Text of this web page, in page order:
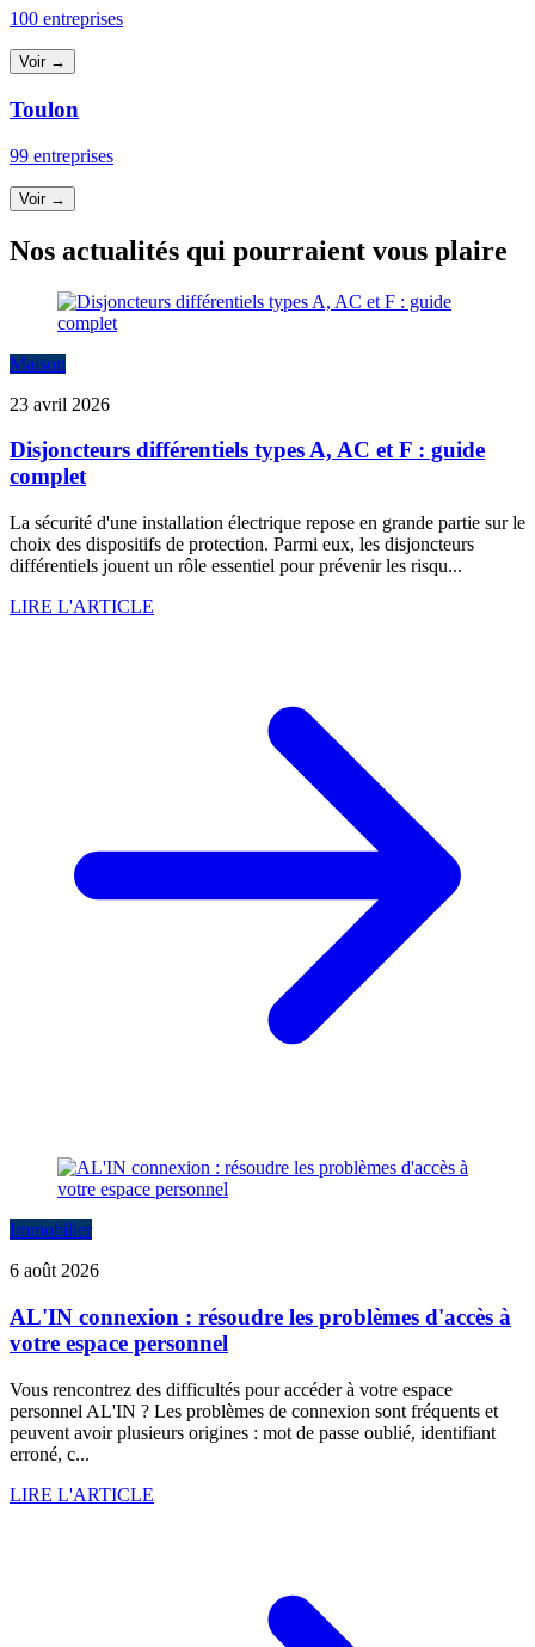
100 entreprises
Voir →
Toulon
99 entreprises
Voir →
Nos actualités qui pourraient vous plaire
Maison
23 avril 2026
Disjoncteurs différentiels types A, AC et F : guide
complet
La sécurité d'une installation électrique repose en grande partie sur le
choix des dispositifs de protection. Parmi eux, les disjoncteurs
différentiels jouent un rôle essentiel pour prévenir les risqu...
LIRE L'ARTICLE
Immobilier
6 août 2026
AL'IN connexion : résoudre les problèmes d'accès à
votre espace personnel
Vous rencontrez des difficultés pour accéder à votre espace
personnel AL'IN ? Les problèmes de connexion sont fréquents et
peuvent avoir plusieurs origines : mot de passe oublié, identifiant
erroné, c...
LIRE L'ARTICLE